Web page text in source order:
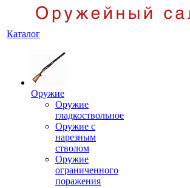
Каталог
Оружие
Оружие
гладкоствольное
Оружие с
нарезным
стволом
Оружие
ограниченного
поражения